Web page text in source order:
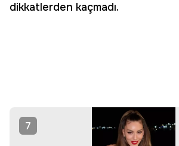
dikkatlerden kaçmadı.
7